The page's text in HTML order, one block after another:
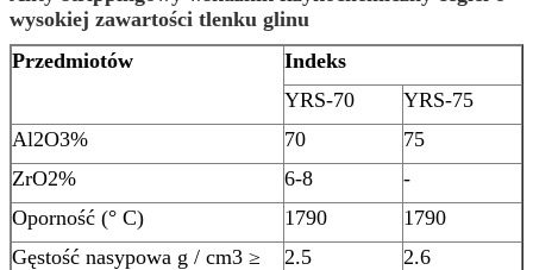
wysokiej zawartości tlenku glinu
Przedmiotów
Indeks
YRS-70
YRS-75
Al2O3%
70
75
ZrO2%
6-8
-
Oporność (° C)
1790
1790
Gęstość nasypowa g / cm3 ≥
2.5
2.6